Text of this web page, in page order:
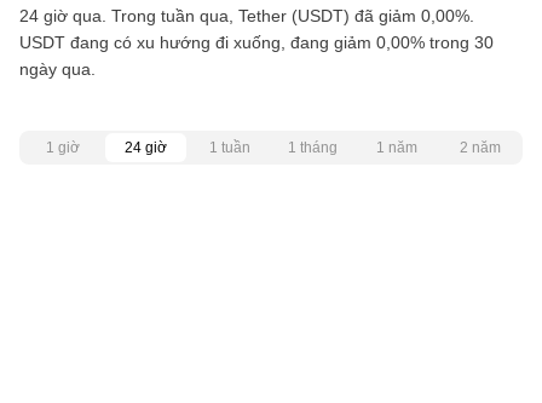
24 giờ qua. Trong tuần qua, Tether (USDT) đã giảm 0,00%.
USDT đang có xu hướng đi xuống, đang giảm 0,00% trong 30
ngày qua.
1 giờ 24 giờ 1 tuần 1 tháng 1 năm 2 năm